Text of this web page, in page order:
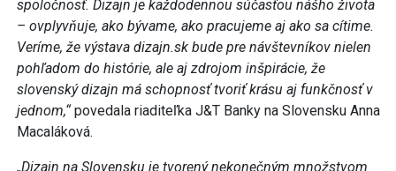
„malých“ príbehov - ideí, experimentov, rôznych osudov
autorov a autoriek či výrobcov, ale aj ľudí, ktorí dizajn
používajú, premýšľajú nad ním a žijú s dizajnom. V spleti
týchto príbehov sa odrážajú aj príbehy „veľké“: rytmus doby,
hlas spoločnosti a energia priestoru, v ktorom vznikajú.
Naša expozícia je pozvánkou k počúvaniu a sledovaniu
dizajnu stanú súčasťou ďalších príbehov pre